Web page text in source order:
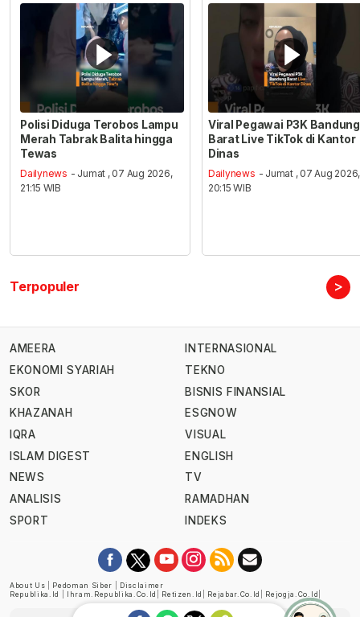
Polisi Diduga Terobos Lampu
Merah Tabrak Balita hingga
Tewas
Dailynews - Jumat , 07 Aug 2026,
21:15 WIB
Viral Pegawai P3K Bandung
Barat Live TikTok di Kantor
Dinas
Dailynews - Jumat , 07 Aug 2026,
20:15 WIB
Terpopuler >
AMEERA
EKONOMI SYARIAH
SKOR
KHAZANAH
IQRA
ISLAM DIGEST
NEWS
ANALISIS
SPORT
INTERNASIONAL
TEKNO
BISNIS FINANSIAL
ESGNOW
VISUAL
ENGLISH
TV
RAMADHAN
INDEKS
About Us Pedoman Siber
Disclaimer
Republika.id
Ihram.republika.co.id Retizen.id Rejabar.co.id Rejogja.co.id